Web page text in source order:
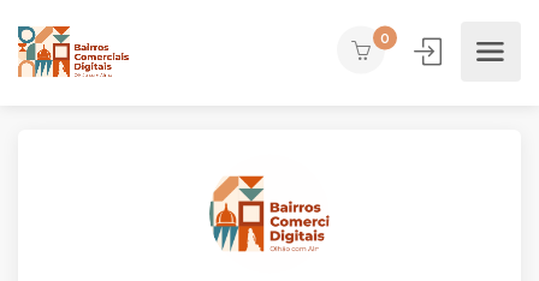
0